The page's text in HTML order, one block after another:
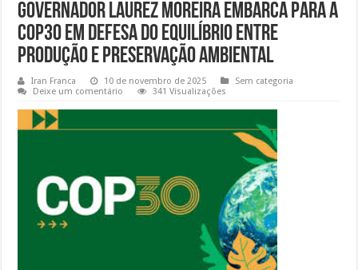
Governador Laurez Moreira embarca para a
COP30 em defesa do equilíbrio entre
produção e preservação ambiental
Iran Franca 10 de novembro de 2025
Sem categoria
Deixe um comentário
341 Visualizações